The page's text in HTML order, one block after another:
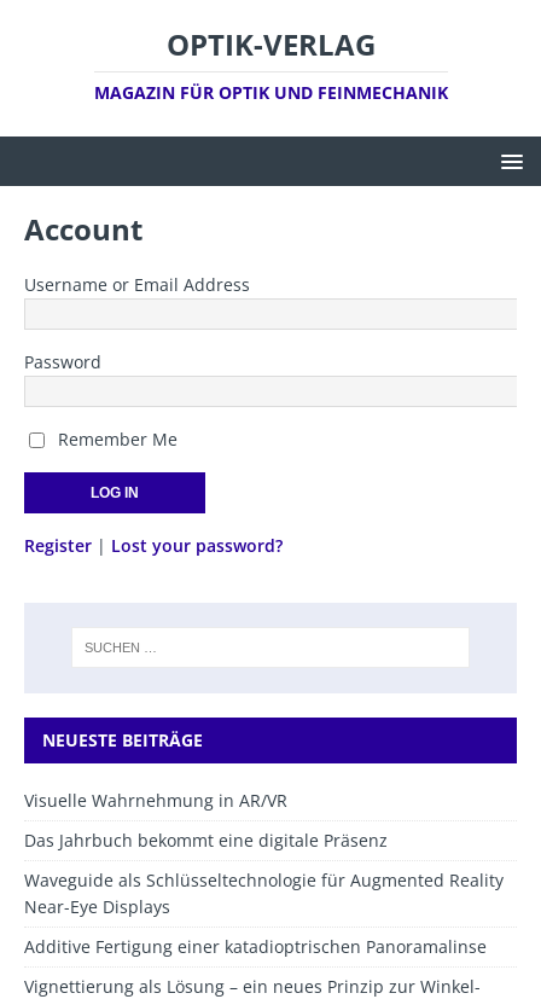
OPTIK-VERLAG
MAGAZIN FÜR OPTIK UND FEINMECHANIK
Account
Username or Email Address
Password
Remember Me
Register | Lost your password?
NEUESTE BEITRÄGE
Visuelle Wahrnehmung in AR/VR
Das Jahrbuch bekommt eine digitale Präsenz
Waveguide als Schlüsseltechnologie für Augmented Reality
Near-Eye Displays
Additive Fertigung einer katadioptrischen Panoramalinse
Vignettierung als Lösung – ein neues Prinzip zur Winkel-